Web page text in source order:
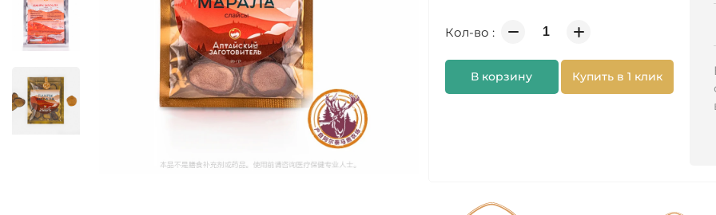
Кол-во :
В корзину Купить в 1 клик